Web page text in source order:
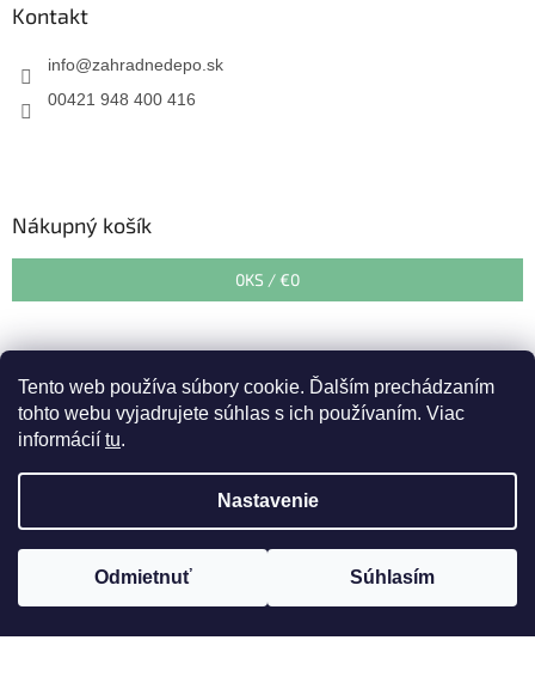
Tento web používa súbory cookie. Ďalším prechádzaním
tohto webu vyjadrujete súhlas s ich používaním. Viac
informácií tu.
Nastavenie
Odmietnuť Súhlasím
Upozorňujeme zákazníkov, že v období od 27. 07. 2026 do 07.08.
Kontakt
info@zahradnedepo.sk
00421 948 400 416
Nákupný košík
0KS / €0
Vytvoril Shoptet &
Zahradnedepo.sk
Upraviť nastavenie cookies